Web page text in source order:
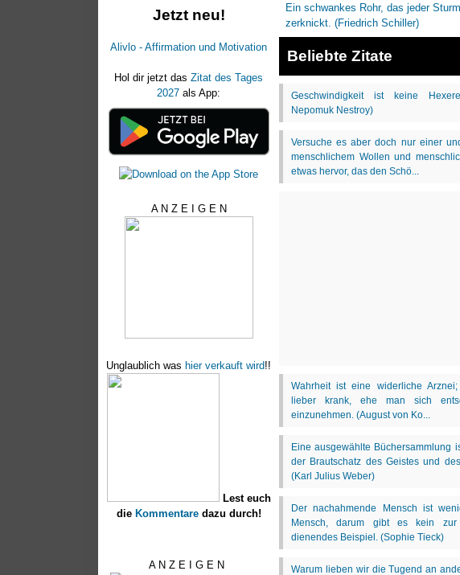
Jetzt neu!
Alivlo - Affirmation und Motivation
Hol dir jetzt das Zitat des Tages
2027 als App:
A N Z E I G E N
Unglaublich was hier verkauft wird!!
Lest euch
die Kommentaredazu durch!
A N Z E I G E N
Beliebte Zitate